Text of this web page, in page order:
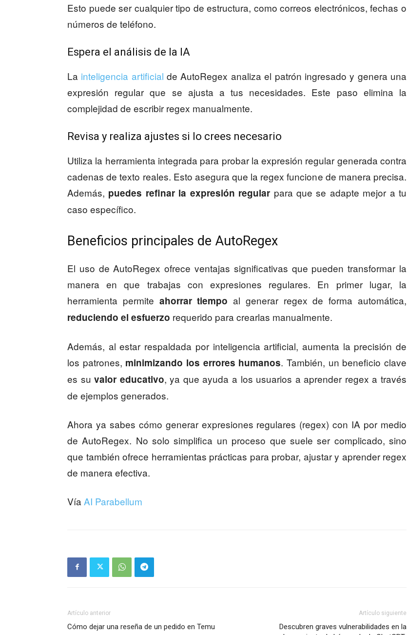
Esto puede ser cualquier tipo de estructura, como correos electrónicos, fechas o
números de teléfono.
Espera el análisis de la IA
La inteligencia artificial de AutoRegex analiza el patrón ingresado y genera una
expresión regular que se ajusta a tus necesidades. Este paso elimina la
complejidad de escribir regex manualmente.
Revisa y realiza ajustes si lo crees necesario
Utiliza la herramienta integrada para probar la expresión regular generada contra
cadenas de texto reales. Esto asegura que la regex funcione de manera precisa.
Además, puedes refinar la expresión regular para que se adapte mejor a tu
caso específico.
Beneficios principales de AutoRegex
El uso de AutoRegex ofrece ventajas significativas que pueden transformar la
manera en que trabajas con expresiones regulares. En primer lugar, la
herramienta permite ahorrar tiempo al generar regex de forma automática,
reduciendo el esfuerzo requerido para crearlas manualmente.
Además, al estar respaldada por inteligencia artificial, aumenta la precisión de
los patrones, minimizando los errores humanos. También, un beneficio clave
es suvalor educativo, ya que ayuda a los usuarios a aprender regex a través
de ejemplos generados.
Ahora ya sabes cómo generar expresiones regulares (regex) con IA por medio
de AutoRegex. No solo simplifica un proceso que suele ser complicado, sino
que también ofrece herramientas prácticas para probar, ajustar y aprender regex
de manera efectiva.
Vía AI Parabellum
Artículo anterior
Cómo dejar una reseña de un pedido en Temu
Artículo siguiente
Descubren graves vulnerabilidades en la